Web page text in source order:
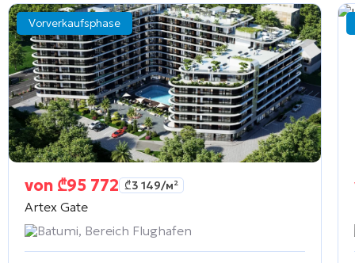
Vorverkaufsphase
von ₾95 772 ₾3 149/м²
Artex Gate
Batumi, Bereich Flughafen